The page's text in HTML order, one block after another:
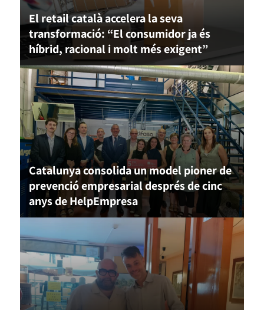
El retail català accelera la seva
transformació: “El consumidor ja és
híbrid, racional i molt més exigent”
Catalunya consolida un model pioner de
prevenció empresarial després de cinc
anys de HelpEmpresa